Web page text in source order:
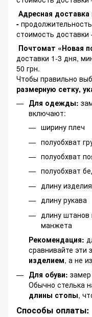
Адресная
-
стоимость доставки
Почтомат «Новая
доставки 1-3 дня,
50 грн.
Чтобы правильно
размерную сетку,
Для одежды:
включают:
ширину плеч
полуобхват
полуобхват
полуобхват
длину
длину рукава
длину штанов
манжета
Рекомендация:
сравнивайте эти
изделием, а не
Для обуви:
Обычно стелька
длины стопы,
Способы оплаты: